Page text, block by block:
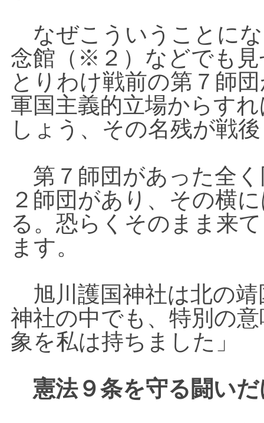
なぜこういうことに
念館（ ※ ２）などでも
とりわけ戦前の第７師
軍国主義的立場からす
しょう、その名残が戦
第７師団があった全く
２師団があり、その横
る。恐らくそのまま来
ます。
旭川護国神社は北の靖
神社の中でも、特別の
象を私は持ちました」
憲法９条を守る闘い